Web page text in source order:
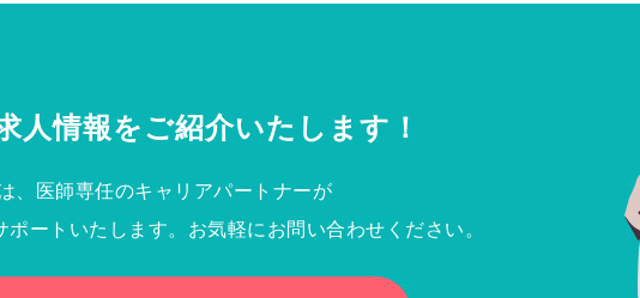
人情報をご紹介いたします！
、医師専任のキャリアパートナーが
ートいたします。お気軽にお問い合わせください。